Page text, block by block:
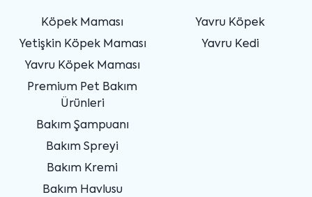
Köpek Maması
Yetişkin Köpek Maması
Yavru Köpek Maması
Premium Pet Bakım
Ürünleri
Bakım Şampuanı
Bakım Spreyi
Bakım Kremi
Bakım Havlusu
Yavru Köpek
Yavru Kedi